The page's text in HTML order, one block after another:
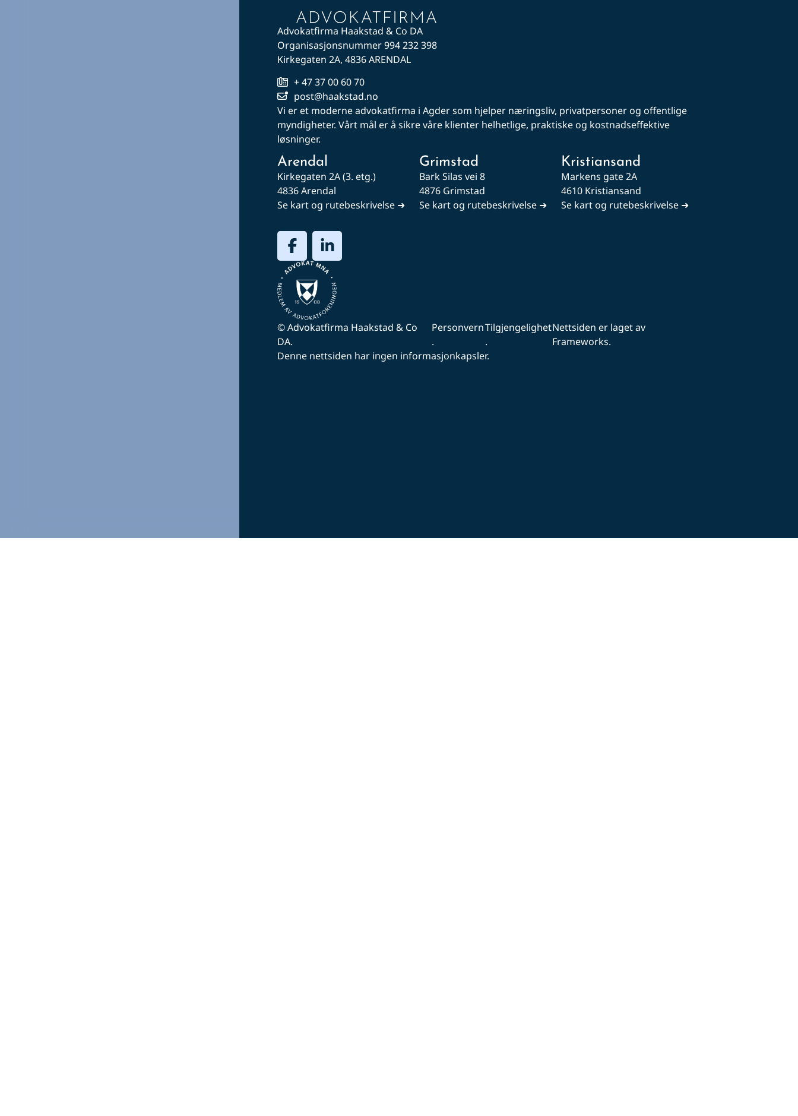
Advokatfirma Haakstad & Co DA
Organisasjonsnummer 994 232 398
Kirkegaten 2A, 4836 ARENDAL
+ 47 37 00 60 70
post@haakstad.no
Vi er et moderne advokatfirma i Agder som hjelper næringsliv, privatpersoner og offentlige
myndigheter. Vårt mål er å sikre våre klienter helhetlige, praktiske og kostnadseffektive
løsninger.
Arendal
Kirkegaten 2A (3. etg.)
4836 Arendal
Se kart og rutebeskrivelse ➜
Grimstad
Bark Silas vei 8
4876 Grimstad
Se kart og rutebeskrivelse ➜
Kristiansand
Markens gate 2A
4610 Kristiansand
Se kart og rutebeskrivelse ➜
© Advokatfirma Haakstad & Co
DA.
Personvern
.
Tilgjengelighet
.
Nettsiden er laget av
Frameworks.
Denne nettsiden har ingen informasjonkapsler.